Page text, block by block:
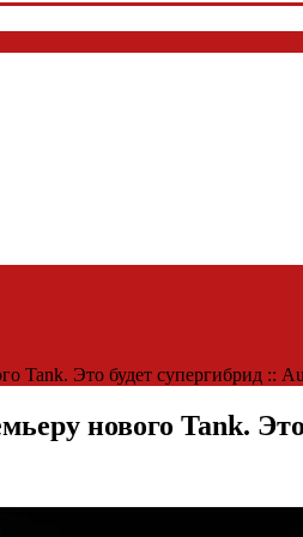
Tank. Это будет супергибрид ::
нового Tank.